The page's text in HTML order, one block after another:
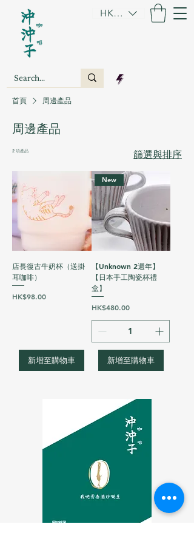
HKD (HK$)
首頁 周邊產品
周邊產品
2 項產品 篩選與排序
店長復古牛奶杯（送掛
耳咖啡）
價格
HK$98.00
新增至購物車
New
【Unknown 2週年】
【日本手工陶瓷杯禮
盒】
價格
HK$480.00
新增至購物車